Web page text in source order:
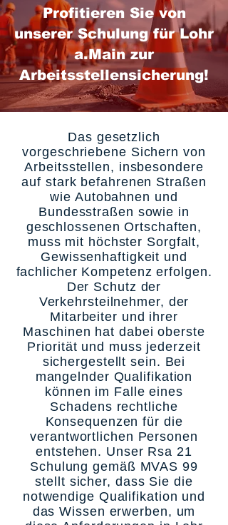
Profitieren Sie von
unserer Schulung für Lohr
a.Main zur
Arbeitsstellensicherung!
Das gesetzlich
vorgeschriebene Sichern von
Arbeitsstellen, insbesondere
auf stark befahrenen Straßen
wie Autobahnen und
Bundesstraßen sowie in
geschlossenen Ortschaften,
muss mit höchster Sorgfalt,
Gewissenhaftigkeit und
fachlicher Kompetenz erfolgen.
Der Schutz der
Verkehrsteilnehmer, der
Mitarbeiter und ihrer
Maschinen hat dabei oberste
Priorität und muss jederzeit
sichergestellt sein. Bei
mangelnder Qualifikation
können im Falle eines
Schadens rechtliche
Konsequenzen für die
verantwortlichen Personen
entstehen. Unser Rsa 21
Schulung gemäß MVAS 99
stellt sicher, dass Sie die
notwendige Qualifikation und
das Wissen erwerben, um